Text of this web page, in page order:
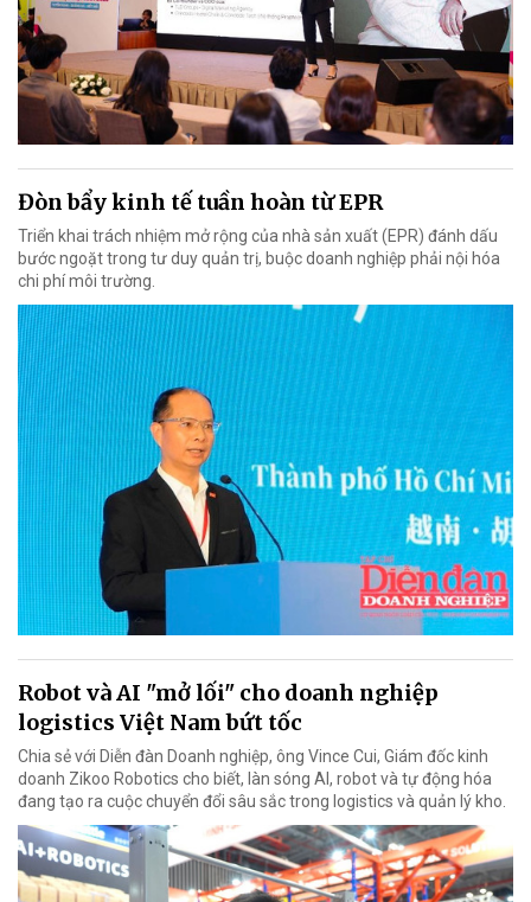
Đòn bẩy kinh tế tuần hoàn từ EPR
Triển khai trách nhiệm mở rộng của nhà sản xuất (EPR) đánh dấu
bước ngoặt trong tư duy quản trị, buộc doanh nghiệp phải nội hóa
chi phí môi trường.
Robot và AI "mở lối" cho doanh nghiệp
logistics Việt Nam bứt tốc
Chia sẻ với Diễn đàn Doanh nghiệp, ông Vince Cui, Giám đốc kinh
doanh Zikoo Robotics cho biết, làn sóng AI, robot và tự động hóa
đang tạo ra cuộc chuyển đổi sâu sắc trong logistics và quản lý kho.